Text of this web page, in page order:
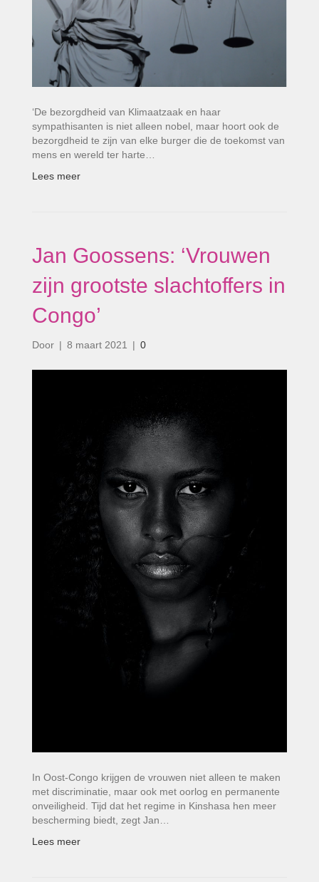
‘De bezorgdheid van Klimaatzaak en haar
sympathisanten is niet alleen nobel, maar hoort ook de
bezorgdheid te zijn van elke burger die de toekomst van
mens en wereld ter harte…
Lees meer
Jan Goossens: ‘Vrouwen
zijn grootste slachtoffers in
Congo’
Door | 8 maart 2021 | 0
In Oost-Congo krijgen de vrouwen niet alleen te maken
met discriminatie, maar ook met oorlog en permanente
onveiligheid. Tijd dat het regime in Kinshasa hen meer
bescherming biedt, zegt Jan…
Lees meer